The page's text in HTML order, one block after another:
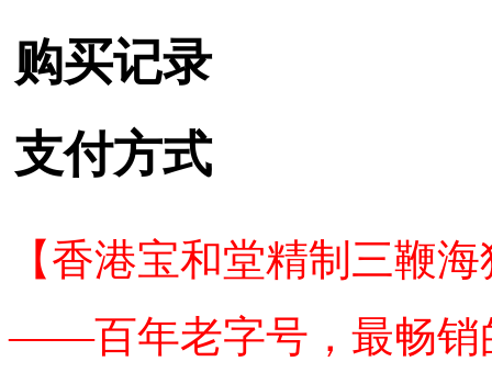
购买记录
支付方式
【香港宝和堂精制三鞭
——百年老字号，最畅销